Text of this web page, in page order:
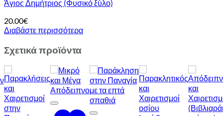
Άγιος Δημήτριος (Φυσικό ξύλο)
20.00€
Διαβάστε περισσότερα
Σχετικά προϊόντα